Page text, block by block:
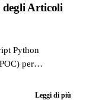
Articoli
Python
per
4 di
Leggi di più